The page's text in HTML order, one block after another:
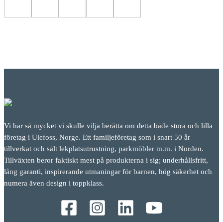
Vi har så mycket vi skulle vilja berätta om detta både stora och lilla
företag i Ulefoss, Norge. Ett familjeföretag som i snart 50 år
tillverkat och sålt lekplatsutrustning, parkmöbler m.m. i Norden.
Tillväxten beror faktiskt mest på produkterna i sig; underhållsfritt,
lång garanti, inspirerande utmaningar för barnen, hög säkerhet och
numera även design i toppklass.